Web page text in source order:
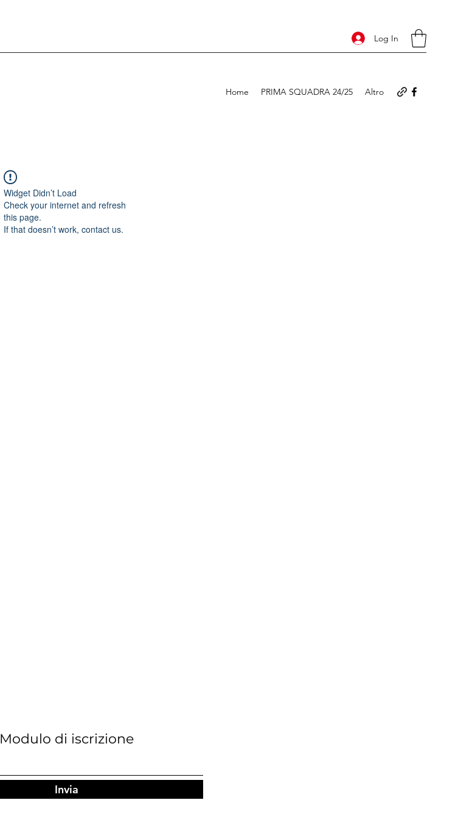
Log In
Home PRIMA SQUADRA 24/25 Altro
Widget Didn’t Load
Check your internet and refresh
this page.
If that doesn’t work, contact us.
Modulo di iscrizione
Invia